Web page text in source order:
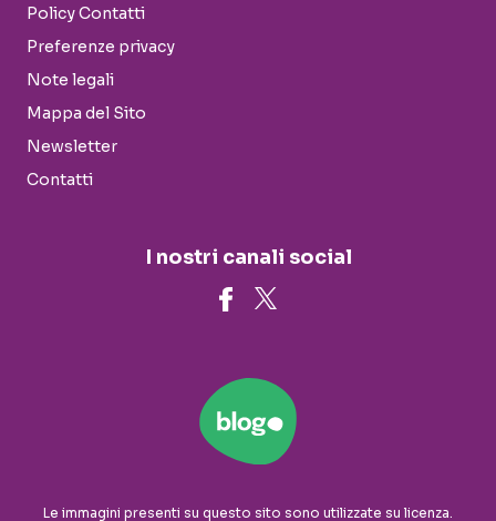
Policy Contatti
Preferenze privacy
Note legali
Mappa del Sito
Newsletter
Contatti
I nostri canali social
Le immagini presenti su questo sito sono utilizzate su licenza.